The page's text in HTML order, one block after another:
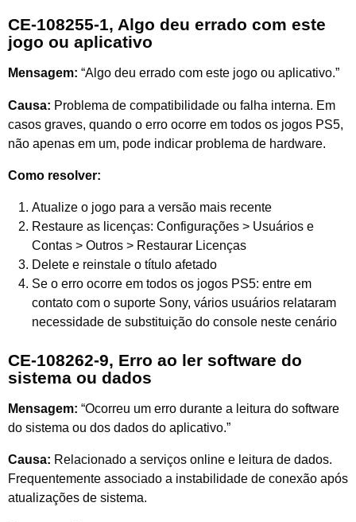
CE-108255-1, Algo deu errado com este
jogo ou aplicativo
Mensagem: “Algo deu errado com este jogo ou aplicativo.”
Causa: Problema de compatibilidade ou falha interna. Em
casos graves, quando o erro ocorre em todos os jogos PS5,
não apenas em um, pode indicar problema de hardware.
Como resolver:
Atualize o jogo para a versão mais recente
Restaure as licenças: Configurações > Usuários e
Contas > Outros > Restaurar Licenças
Delete e reinstale o título afetado
Se o erro ocorre em todos os jogos PS5: entre em
contato com o suporte Sony, vários usuários relataram
necessidade de substituição do console neste cenário
CE-108262-9, Erro ao ler software do
sistema ou dados
Mensagem: “Ocorreu um erro durante a leitura do software
do sistema ou dos dados do aplicativo.”
Causa: Relacionado a serviços online e leitura de dados.
Frequentemente associado a instabilidade de conexão após
atualizações de sistema.